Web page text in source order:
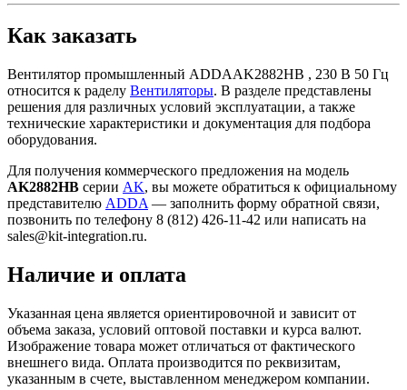
Как заказать
Вентилятор промышленный ADDAAK2882HB , 230 В 50 Гц
относится к раделу Вентиляторы. В разделе представлены
решения для различных условий эксплуатации, а также
технические характеристики и документация для подбора
оборудования.
Для получения коммерческого предложения на модель
AK2882HB серии AK, вы можете обратиться к официальному
представителю ADDA — заполнить форму обратной связи,
позвонить по телефону 8 (812) 426-11-42 или написать на
sales@kit-integration.ru.
Наличие и оплата
Указанная цена является ориентировочной и зависит от
объема заказа, условий оптовой поставки и курса валют.
Изображение товара может отличаться от фактического
внешнего вида. Оплата производится по реквизитам,
указанным в счете, выставленном менеджером компании.